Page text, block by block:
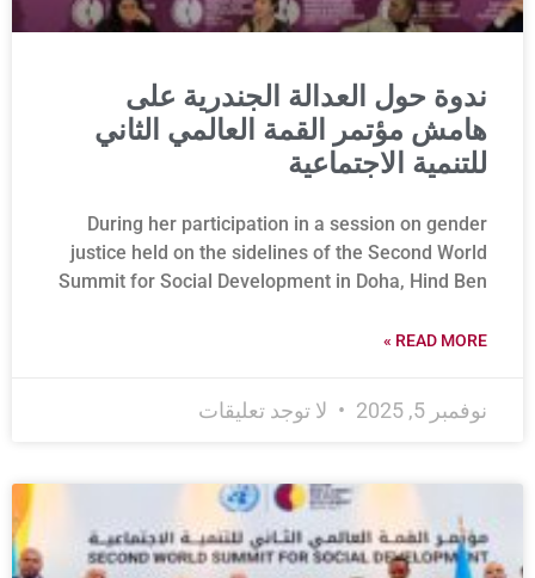
ندوة حول العدالة الجندرية على
هامش مؤتمر القمة العالمي الثاني
للتنمية الاجتماعية
During her participation in a session on gender
justice held on the sidelines of the Second World
Summit for Social Development in Doha, Hind Ben
READ MORE »
نوفمبر 5, 2025 لا توجد تعليقات